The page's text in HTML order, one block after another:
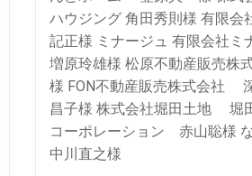
ハウジング 角田秀則様 有限
記正様 ミナージュ 有限会社
増原玲雄様 松原不動産販売
様 FON不動産販売株式会社
昌子様 株式会社堀田土地 堀
コーポレーション 赤山聡様
中川直之様